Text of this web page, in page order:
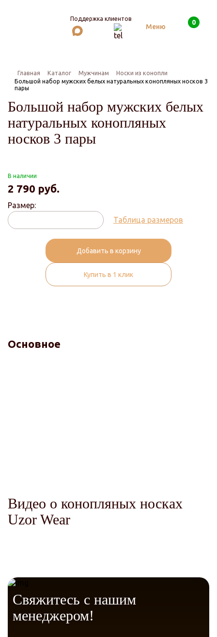
Поддержка клиентов
Меню
Поиск 0
Главная Каталог Мужчинам
Носки из конопли
Большой набор мужских белых натуральных конопляных носков 3
пары
Большой набор мужских белых
натуральных конопляных
носков 3 пары
В наличии
2 790 руб.
Размер:
Таблица размеров
Добавить в корзину
Купить в 1 клик
Основное
Компрессионная резинка
Гарантия качества.
Видео о конопляных носках
Uzor Wear
Свяжитесь с нашим
менеджером!